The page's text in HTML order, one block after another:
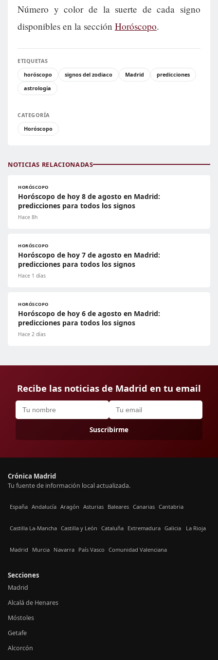
Número y color de la suerte de cada signo
disponibles en la sección Horóscopo.
ETIQUETAS
horóscopo
signos del zodiaco Madrid
predicciones
astrología
CATEGORÍA
Horóscopo
NOTICIAS RELACIONADAS
HORÓSCOPO
Horóscopo de hoy 8 de agosto en Madrid:
predicciones para todos los signos
Hace 8h
HORÓSCOPO
Horóscopo de hoy 7 de agosto en Madrid:
predicciones para todos los signos
Hace 1 días
HORÓSCOPO
Horóscopo de hoy 6 de agosto en Madrid:
predicciones para todos los signos
Hace 2 días
Recibe las noticias de Madrid en tu email
Suscribirme
Crónica Madrid
Tu fuente de información local actualizada.
España Andalucía Aragón Asturias Baleares Canarias Cantabria
Castilla La-Mancha Castilla y León Cataluña Extremadura Galicia La Rioja
Madrid Murcia Navarra País Vasco Comunidad Valenciana
Secciones
Madrid
Alcalá de Henares
Móstoles
Getafe
Alcorcón